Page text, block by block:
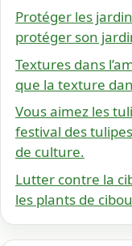
Protéger les
protéger son
Textures dans
que la texture
Vous aimez les
festival des
de culture.
Lutter contre la
les plants de